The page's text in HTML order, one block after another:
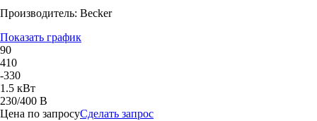
Производитель: Becker
Показать график
90
410
-330
1.5 кВт
230/400 В
Цена по запросуСделать запрос